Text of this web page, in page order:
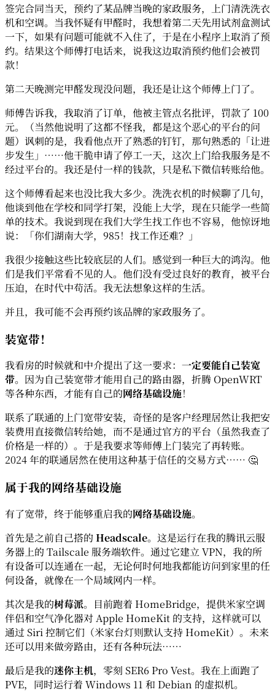
签完合同当天，预约了某品牌当晚的家政服务，上门清洗洗衣
机和空调。当我怀疑有甲醛时，我想着第二天先用试剂盒测试
一下，如果有问题可能就不入住了，于是在小程序上取消了预
约。结果这个师傅打电话来，说我这边取消预约他们会被罚
款！
第二天晚测完甲醛发现没问题，我还是让这个师傅上门了。
师傅告诉我，我取消了订单，他被主管点名批评，罚款了 100
元。（当然他说明了这都不怪我，都是这个恶心的平台的问
题）讽刺的是，我看他点开了熟悉的钉钉，那句熟悉的「让进
步发生」……他干脆申请了停工一天，这次上门给我服务是不
经过平台的。我还是付一样的钱款，只是私下微信转账给他。
这个师傅看起来也没比我大多少。洗洗衣机的时候聊了几句，
他谈到他在学校和同学打架，没能上大学，现在只能学一些简
单的技术。我说到现在我们大学生找工作也不容易，他惊讶地
说：「你们湖南大学，985！找工作还难？」
我很少接触这些比较底层的人们。感觉到一种巨大的鸿沟。他
们是我们平常看不见的人。他们没有受过良好的教育，被平台
压迫，在时代中苟活。我无法想象这样的生活。
并且，我可能不会再预约该品牌的家政服务了。
装宽带！
我看房的时候就和中介提出了这一要求： 一定要能自己装宽
带。因为自己装宽带才能用自己的路由器，折腾 OpenWRT
等各种东西，才能有自己的网络基础设施！
联系了联通的上门宽带安装，奇怪的是客户经理居然让我把安
装费用直接微信转给她，而不是通过官方的平台（虽然我查了
价格是一样的）。于是我要求等师傅上门装完了再转账。
2024 年的联通居然在使用这种基于信任的交易方式…… 🤔
属于我的网络基础设施
有了宽带，终于能够重启我的网络基础设施。
首先是之前自己搭的 Headscale。这是运行在我的腾讯云服
务器上的 Tailscale 服务端软件。通过它建立 VPN，我的所
有设备可以连通在一起，无论何时何地我都能访问到家里的任
何设备，就像在一个局域网内一样。
其次是我的树莓派。目前跑着 HomeBridge，提供米家空调
伴侣和空气净化器对 Apple HomeKit 的支持，这样就可以
通过 Siri 控制它们（米家台灯则默认支持 HomeKit）。未来
还可以用来做旁路由，还有各种玩法……
最后是我的迷你主机，零刻 SER6 Pro Vest。我在上面跑了
PVE，同时运行着 Windows 11 和 Debian 的虚拟机。